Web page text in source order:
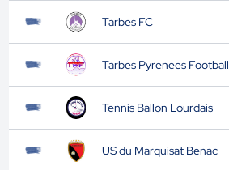
Tarbes FC
Tarbes Pyrenees Football
Tennis Ballon Lourdais
US du Marquisat Benac